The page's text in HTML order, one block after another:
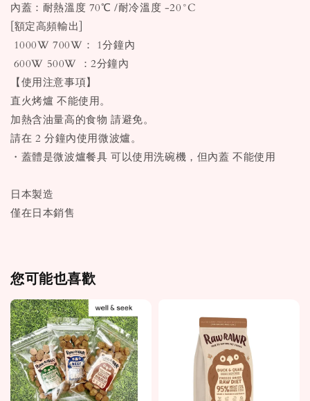
內蓋：耐熱溫度 70℃ /耐冷溫度 -20°C
[額定高頻輸出]
1000W 700W： 1分鐘內
600W 500W ：2分鐘內
【使用注意事項】
直火烤爐 不能使用。
加熱含油量高的食物 請避免。
請在 2 分鐘內使用微波爐。
・蓋體是微波爐餐具 可以使用洗碗機，但內蓋 不能使用
日本製造
僅在日本銷售
您可能也喜歡